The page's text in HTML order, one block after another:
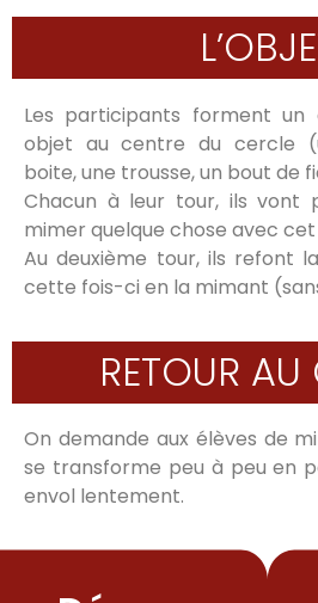
Les participants forment un
objet au centre du cercle
boite, une trousse, un bout de
Chacun à leur tour, ils vont
mimer quelque chose avec
Au deuxième tour, ils refont
cette fois-ci en la mimant
RETOUR
On demande aux élèves de
se transforme peu à peu en
envol lentement.